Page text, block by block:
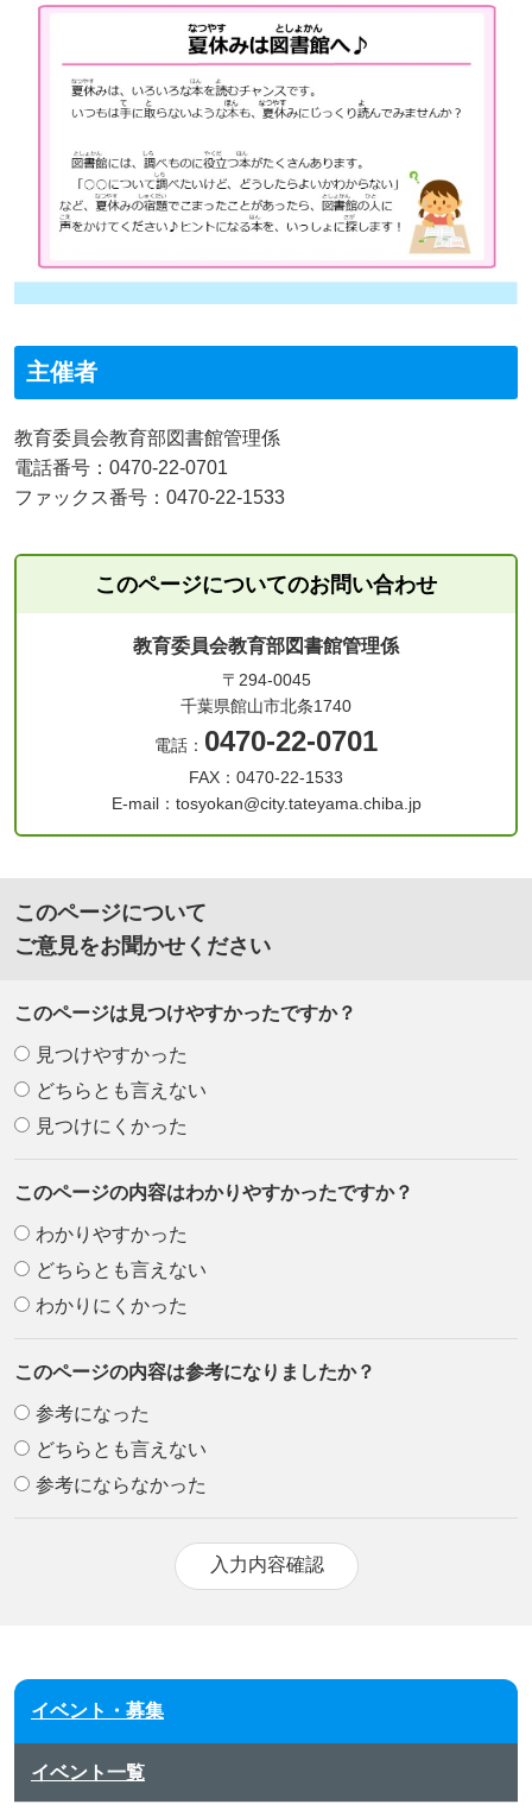
主催者
教育委員会教育部図書館管理係
電話番号：0470-22-0701
ファックス番号：0470-22-1533
このページについてのお問い合わせ
教育委員会教育部図書館管理係
〒294-0045
千葉県館山市北条1740
電話： 0470-22-0701
FAX：0470-22-1533
E-mail：tosyokan@city.tateyama.chiba.jp
このページについて
ご意見をお聞かせください
このページは見つけやすかったですか？
見つけやすかった
どちらとも言えない
見つけにくかった
このページの内容はわかりやすかったですか？
わかりやすかった
どちらとも言えない
わかりにくかった
このページの内容は参考になりましたか？
参考になった
どちらとも言えない
参考にならなかった
イベント・募集
イベント一覧